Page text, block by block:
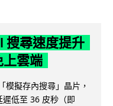
搜尋速度提升
上雲端
模擬存內搜尋」晶片，
遲低至 36 皮秒（即